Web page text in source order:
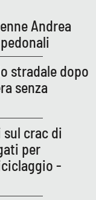
Andrea
stradale dopo
senza
sul crac di
per
-